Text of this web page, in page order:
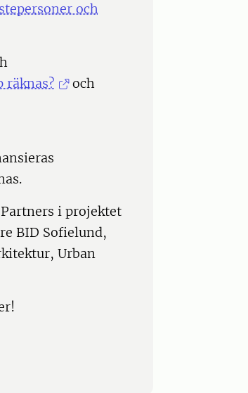
och
räknas?
och
i projektet
BID Sofielund,
Urban